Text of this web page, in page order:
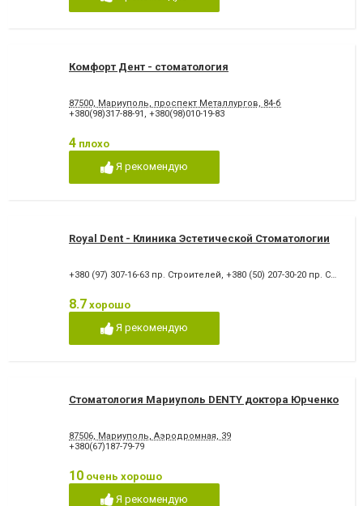
восстановление эмали
Чистка зубов
Шинирование зубов
Комфорт Дент - стоматология
87500, Мариуполь, проспект Металлургов, 84-б
+380(98)317-88-91 , +380(98)010-19-83
4 плохо
Я рекомендую
Royal Dent - Клиника Эстетической Стоматологии
+380 (97) 307-16-63 пр. Строителей, +380 (50) 207-30-20 пр. Строителей
8.7 хорошо
Я рекомендую
Стоматология Мариуполь DENTY доктора Юрченко
87506, Мариуполь, Аэродромная, 39
+380(67)187-79-79
10 очень хорошо
Я рекомендую